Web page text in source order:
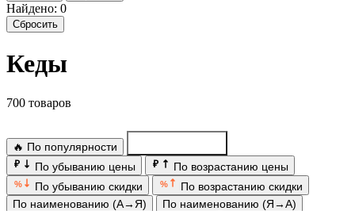
Найдено: 0
Сбросить
Кеды
700 товаров
🔥 По популярности
₽ По убыванию цены ₽ По возрастанию цены
% По убыванию скидки %
По возрастанию скидки
По наименованию (А→Я)
По наименованию (Я→А)